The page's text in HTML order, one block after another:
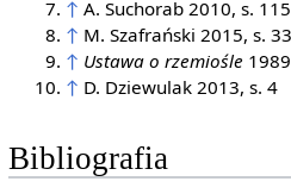
↑ A. Suchorab 2010, s. 115
↑ M. Szafrański 2015, s. 33
↑ Ustawa o rzemiośle 1989
↑ D. Dziewulak 2013, s. 4
Bibliografia